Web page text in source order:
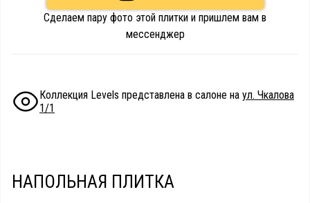
Сделаем пару фото этой плитки и пришлем вам в
мессенджер
Коллекция Levels представлена в салоне на ул. Чкалова
1/1
НАПОЛЬНАЯ ПЛИТКА